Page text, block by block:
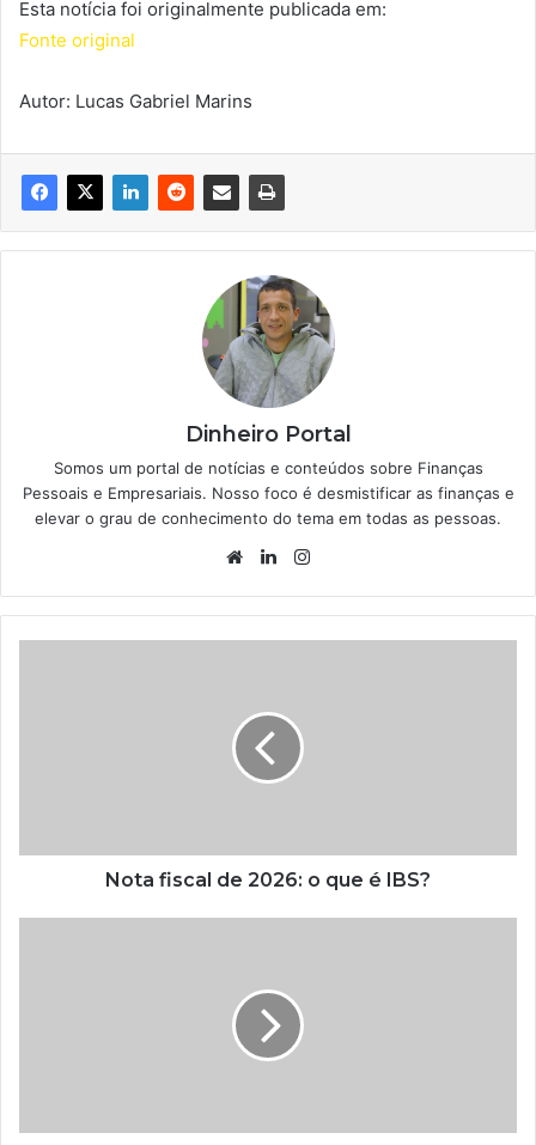
Esta notícia foi originalmente publicada em:
Fonte original
Autor: Lucas Gabriel Marins
Dinheiro Portal
Somos um portal de notícias e conteúdos sobre Finanças
Pessoais e Empresariais. Nosso foco é desmistificar as finanças e
elevar o grau de conhecimento do tema em todas as pessoas.
WebsiteLinkedin
Nota fiscal de 2026: o que é IBS?